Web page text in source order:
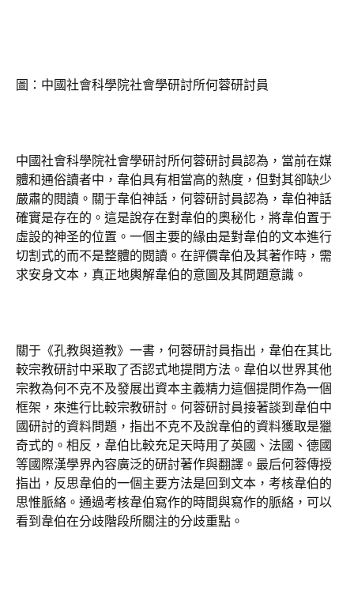
圖：中國社會科學院社會學研討所何蓉研討員
中國社會科學院社會學研討所何蓉研討員認為，當前在媒
體和通俗讀者中，韋伯具有相當高的熱度，但對其卻缺少
嚴肅的閱讀。關于韋伯神話，何蓉研討員認為，韋伯神話
確實是存在的。這是說存在對韋伯的奧秘化，將韋伯置于
虛設的神圣的位置。一個主要的緣由是對韋伯的文本進行
切割式的而不是整體的閱讀。在評價韋伯及其著作時，需
求安身文本，真正地輿解韋伯的意圖及其問題意識。
關于《孔教與道教》一書，何蓉研討員指出，韋伯在其比
較宗教研討中采取了否認式地提問方法。韋伯以世界其他
宗教為何不克不及發展出資本主義精力這個提問作為一個
框架，來進行比較宗教研討。何蓉研討員接著談到韋伯中
國研討的資料問題，指出不克不及說韋伯的資料獲取是獵
奇式的。相反，韋伯比較充足天時用了英國、法國、德國
等國際漢學界內容廣泛的研討著作與翻譯。最后何蓉傳授
指出，反思韋伯的一個主要方法是回到文本，考核韋伯的
思惟脈絡。通過考核韋伯寫作的時間與寫作的脈絡，可以
看到韋伯在分歧階段所關注的分歧重點。